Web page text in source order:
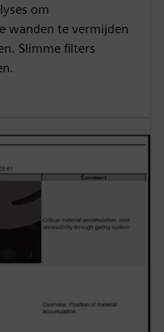
om
wanden te vermijden
Slimme filters